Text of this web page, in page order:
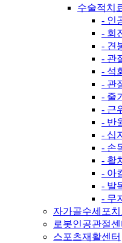
수술적치
- 인
- 회
- 견
- 관
- 석
- 관
- 줄
- 근
- 반
- 십
- 손
- 활
- 아
- 발
- 무
자가골수세포치
로봇인공관절센
스포츠재활센터